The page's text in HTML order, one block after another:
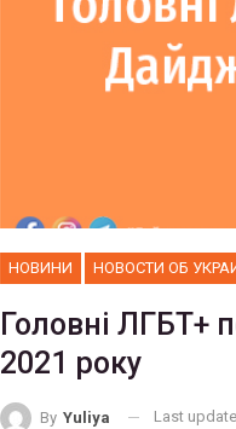
НОВИНИ
Головні ЛГБТ+
2021 року
By Yuliya Last